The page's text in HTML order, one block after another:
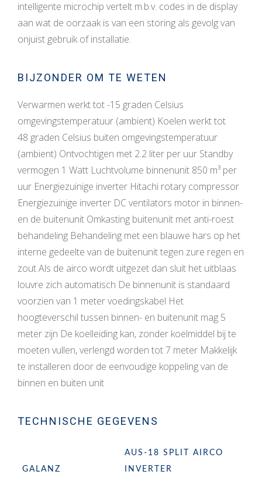
intelligente microchip vertelt m.b.v. codes in de display
aan wat de oorzaak is van een storing als gevolg van
onjuist gebruik of installatie.
BIJZONDER OM TE WETEN
Verwarmen werkt tot -15 graden Celsius
omgevingstemperatuur (ambient) Koelen werkt tot
48 graden Celsius buiten omgevingstemperatuur
(ambient) Ontvochtigen met 2.2 liter per uur Standby
vermogen 1 Watt Luchtvolume binnenunit 850 m³ per
uur Energiezuinige inverter Hitachi rotary compressor
Energiezuinige inverter DC ventilators motor in binnen-
en de buitenunit Omkasting buitenunit met anti-roest
behandeling Behandeling met een blauwe hars op het
interne gedeelte van de buitenunit tegen zure regen en
zout Als de airco wordt uitgezet dan sluit het uitblaas
louvre zich automatisch De binnenunit is standaard
voorzien van 1 meter voedingskabel Het
hoogteverschil tussen binnen- en buitenunit mag 5
meter zijn De koelleiding kan, zonder koelmiddel bij te
moeten vullen, verlengd worden tot 7 meter Makkelijk
te installeren door de eenvoudige koppeling van de
binnen en buiten unit
TECHNISCHE GEGEVENS
GALANZ
AUS-18 SPLIT AIRCO
INVERTER